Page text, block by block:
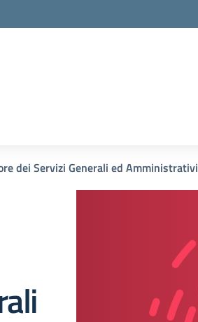
dei Servizi Generali ed Amministrativi